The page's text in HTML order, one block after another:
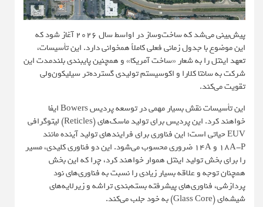
پیش‌بینی می‌شد که ساخت‌وساز در اواسط سال 2026 آغاز شود که
این موضوع با جدول زمانی فعلی کاملاً همخوانی دارد. این تأسیسات،
تعهد اینتل را به شعار «ساخت آمریکا» و همچنین پایبندی بلندمدت این
شرکت به سانتا کلارا و اکوسیستم تولیدی گسترده‌تر سیلیکون‌ولی
تقویت می‌کند.
این تأسیسات نقش بسیار مهمی در توسعه پردیس Bowers ایفا
خواهند کرد. این پردیس برای تولید ماسک‌های (Reticles) لیتوگرافی
EUV حیاتی است؛ این فناوری برای فرایندهای تولید آینده مانند
18A-P و 14A ضروری محسوب می‌شود. این دو فناوری کلیدی، مسیر
را برای بخش تولید اینتل هموار خواهند کرد، چرا که این بخش
همچنان توجه و علاقه بسیار زیادی را نسبت به فناوری‌های نود
پردازشی، فناوری‌های پیشرفته بسته‌بندی تراشه و زیرلایه‌های
شیشه‌ای (Glass Core) به خود جلب می‌کند.